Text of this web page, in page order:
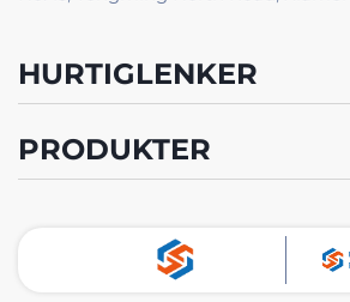
HURTIGLENKER
PRODUKTER